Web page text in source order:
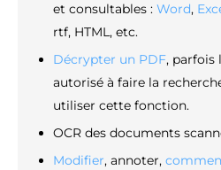
et consultables : Word,
rtf, HTML, etc.
Décrypter un PDF, parfois
autorisé à faire la
utiliser cette fonction.
OCR des documents
Modifier, annoter,